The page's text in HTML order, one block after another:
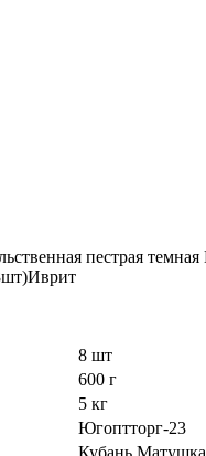
8 шт
600 г
5 кг
Югоптторг-23
Кубань Матушка